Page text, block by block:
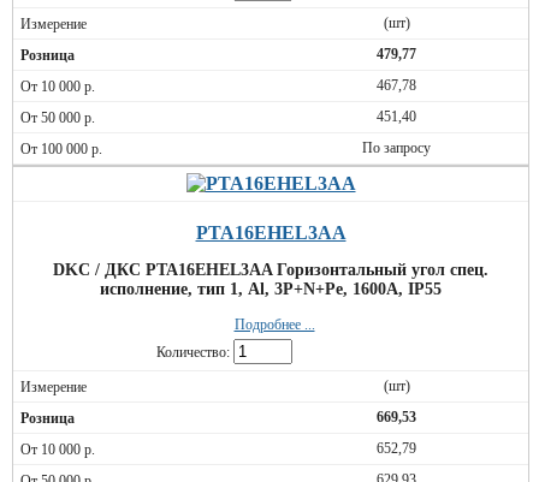
(шт)
479,77
467,78
451,40
По запросу
PTA16EHEL3AA
DKC / ДКС PTA16EHEL3AA Горизонтальный угол спец.
исполнение, тип 1, Al, 3P+N+Pe, 1600А, IP55
Подробнее ...
Количество:
(шт)
669,53
652,79